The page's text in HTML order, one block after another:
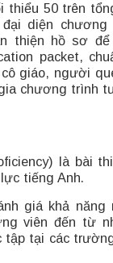
thiểu 50 trên
diện chương
thiện hồ sơ để
packet,
giáo, người
chương trình
là bài
tiếng Anh.
giá khả năng
viên đến từ
tập tại các